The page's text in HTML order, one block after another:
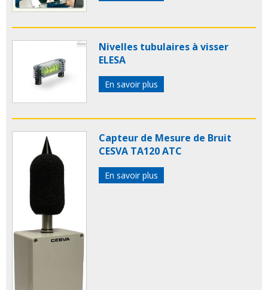
Nivelles tubulaires à visser
ELESA
En savoir plus
Capteur de Mesure de Bruit
CESVA TA120 ATC
En savoir plus